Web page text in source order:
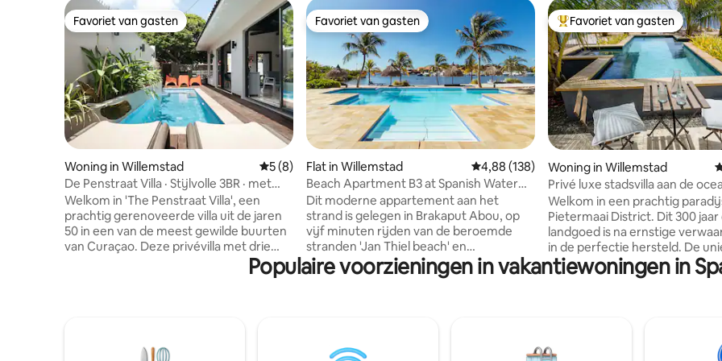
Favoriet van gasten
Favoriet van gasten
Woning in Willemstad Gemiddelde beoordeling van 5 op 5, 8 recensies
5 (8)
De Penstraat Villa · Stijlvolle 3BR · met
dompelbad
Welkom in 'The Penstraat Villa', een
prachtig gerenoveerde villa uit de jaren
50 in een van de meest gewilde buurten
van Curaçao. Deze privévilla met drie
slaapkamers combineert vintage charme
met modern comfort, met behouden
op de bovenverdieping met uitzicht op
Favoriet van gasten
Favoriet van gasten
Flat in Willemstad Gemiddelde beoordeling van 4,88 op 5, 138
4,88 (138)
Beach Apartment B3 at Spanish Water
Resort
Dit moderne appartement aan het
strand is gelegen in Brakaput Abou, op
vijf minuten rijden van de beroemde
stranden 'Jan Thiel beach' en
'Caracasbaai beach'. De naam van het
resort is Spanish Water resort, ( vroeger
infinity edge zwembaden - Aan het
Topfavoriet van gasten
Favoriet van gasten
Woning in Willemstad
Privé luxe stadsvilla aan de
zwembad
Welkom in een prachtig
Pietermaai District. Dit 300 jaar
landgoed is na ernstige
in de perfectie hersteld. De
designstijl en decoratie is
liefde voor architectuur. De villa is te
moderne tijd. Met een
op de oceaan en een eigen
Populaire voorzieningen in vakantiewoningen in